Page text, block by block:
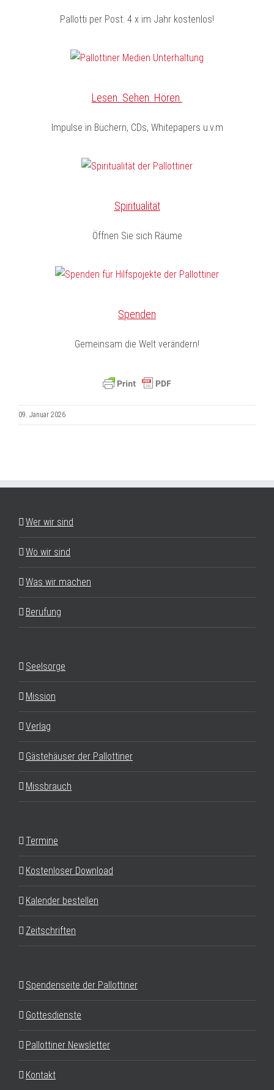
Pallotti per Post: 4 x im Jahr kostenlos!
Lesen. Sehen. Hören.
Impulse in Büchern, CDs, Whitepapers u.v.m
Spiritualität
Öffnen Sie sich Räume
Spenden
Gemeinsam die Welt verändern!
09. Januar 2026
Wer wir sind
Wo wir sind
Was wir machen
Berufung
Seelsorge
Mission
Verlag
Gästehäuser der Pallottiner
Missbrauch
Termine
Kostenloser Download
Kalender bestellen
Zeitschriften
Spendenseite der Pallottiner
Gottesdienste
Pallottiner Newsletter
Kontakt